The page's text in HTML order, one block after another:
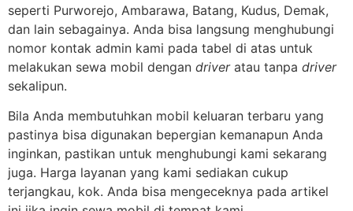
seperti Purworejo, Ambarawa, Batang, Kudus, Demak,
dan lain sebagainya. Anda bisa langsung menghubungi
nomor kontak admin kami pada tabel di atas untuk
melakukan sewa mobil dengan driver atau tanpa driver
sekalipun.
Bila Anda membutuhkan mobil keluaran terbaru yang
pastinya bisa digunakan bepergian kemanapun Anda
inginkan, pastikan untuk menghubungi kami sekarang
juga. Harga layanan yang kami sediakan cukup
terjangkau, kok. Anda bisa mengeceknya pada artikel